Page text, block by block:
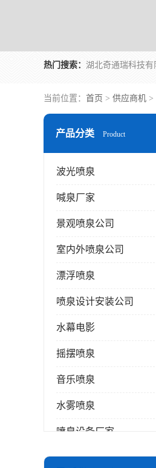
热门搜索：
当前位置： 首页 > 供应商机 >
产品分类 Product
波光喷泉
喊泉厂家
景观喷泉公司
室内外喷泉公司
漂浮喷泉
喷泉设计安装公司
水幕电影
摇摆喷泉
音乐喷泉
水雾喷泉
喷泉设备厂家
数字水幕